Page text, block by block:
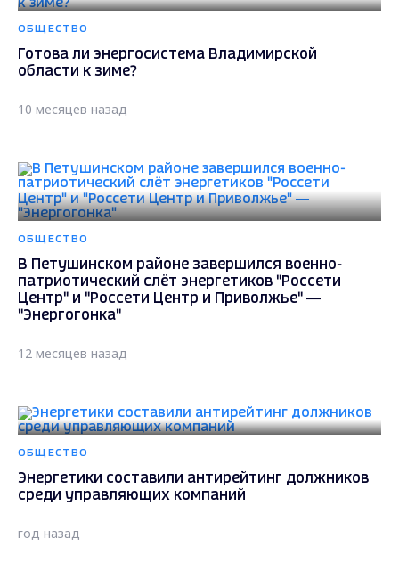
ОБЩЕСТВО
Готова ли энергосистема Владимирской
области к зиме?
10 месяцев назад
ОБЩЕСТВО
В Петушинском районе завершился военно-
патриотический слёт энергетиков "Россети
Центр" и "Россети Центр и Приволжье" —
"Энергогонка"
12 месяцев назад
ОБЩЕСТВО
Энергетики составили антирейтинг должников
среди управляющих компаний
год назад